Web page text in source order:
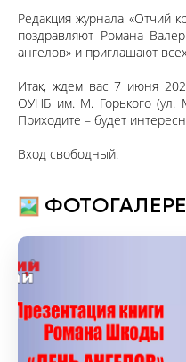
Редакция журнала «Отчий
поздравляют Романа
ангелов» и приглашают
Итак, ждем вас 7 июня
ОУНБ им. М. Горького (ул.
Приходите – будет
Вход свободный.